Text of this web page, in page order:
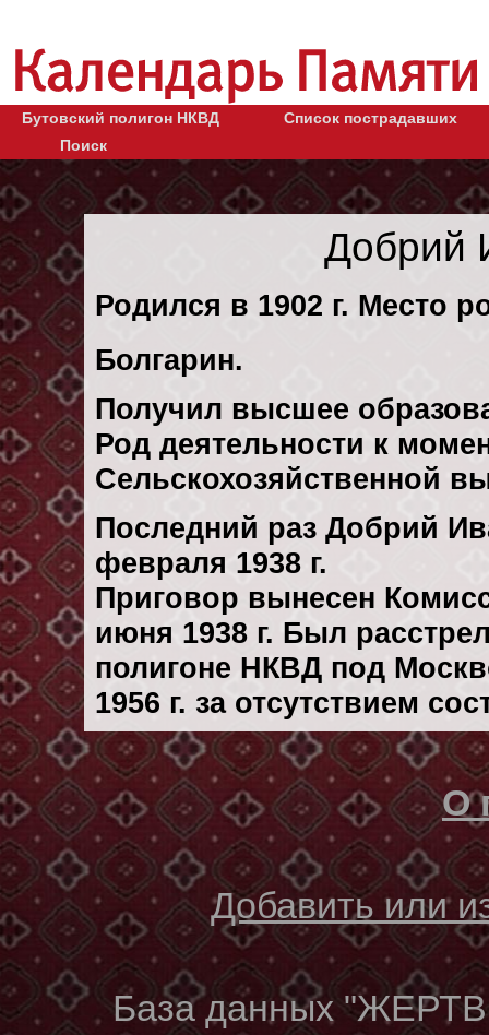
Бутовский полигон НКВД
Список пострадавших
Поиск
Добрий
Родился в 1902 г. Место
Болгарин.
Получил высшее
Род деятельности к
Сельскохозяйственной
Последний раз Добрий
февраля 1938 г.
Приговор вынесен
июня 1938 г. Был
полигоне НКВД под
1956 г. за отсутствием
О
Добавить или
База данных